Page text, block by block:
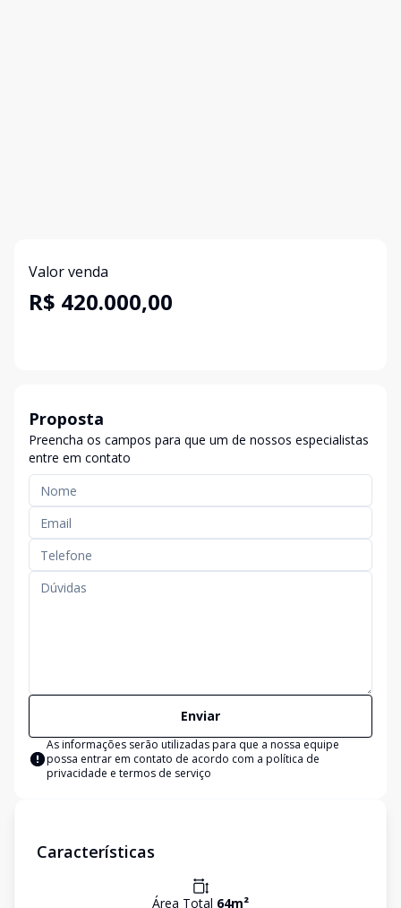
Valor venda
R$ 420.000,00
Proposta
Preencha os campos para que um de nossos especialistas
entre em contato
Enviar
As informações serão utilizadas para que a nossa equipe
possa entrar em contato de acordo com a política de
privacidade e termos de serviço
Características
Área Total 64m²